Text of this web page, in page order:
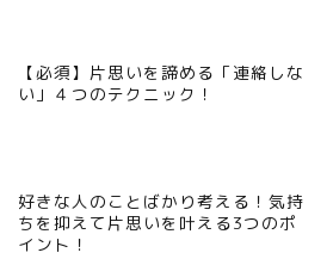
【必須】片思いを諦める「連絡しな
い」４つのテクニック！
好きな人のことばかり考える！気持
ちを抑えて片思いを叶える3つのポ
イント！